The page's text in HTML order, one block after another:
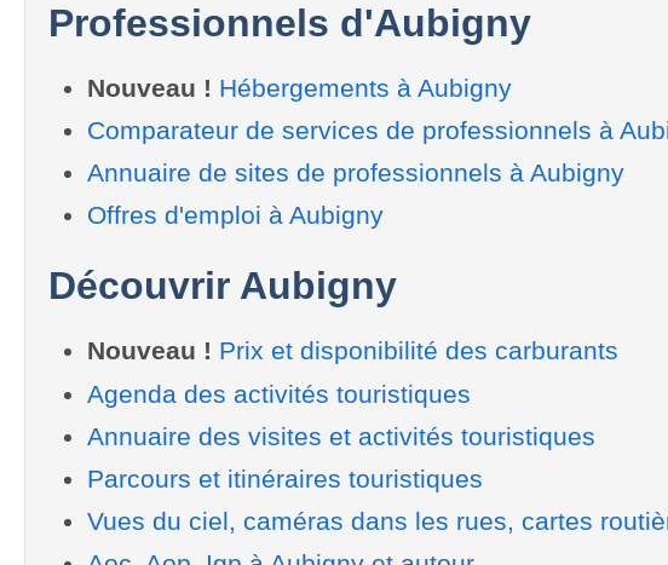
Professionnels d'Aubigny
Nouveau ! Hébergements à Aubigny
Comparateur de services de professionnels à
Annuaire de sites de professionnels à Aubigny
Offres d'emploi à Aubigny
Découvrir Aubigny
Nouveau ! Prix et disponibilité des carburants
Agenda des activités touristiques
Annuaire des visites et activités touristiques
Parcours et itinéraires touristiques
Vues du ciel, caméras dans les rues, cartes